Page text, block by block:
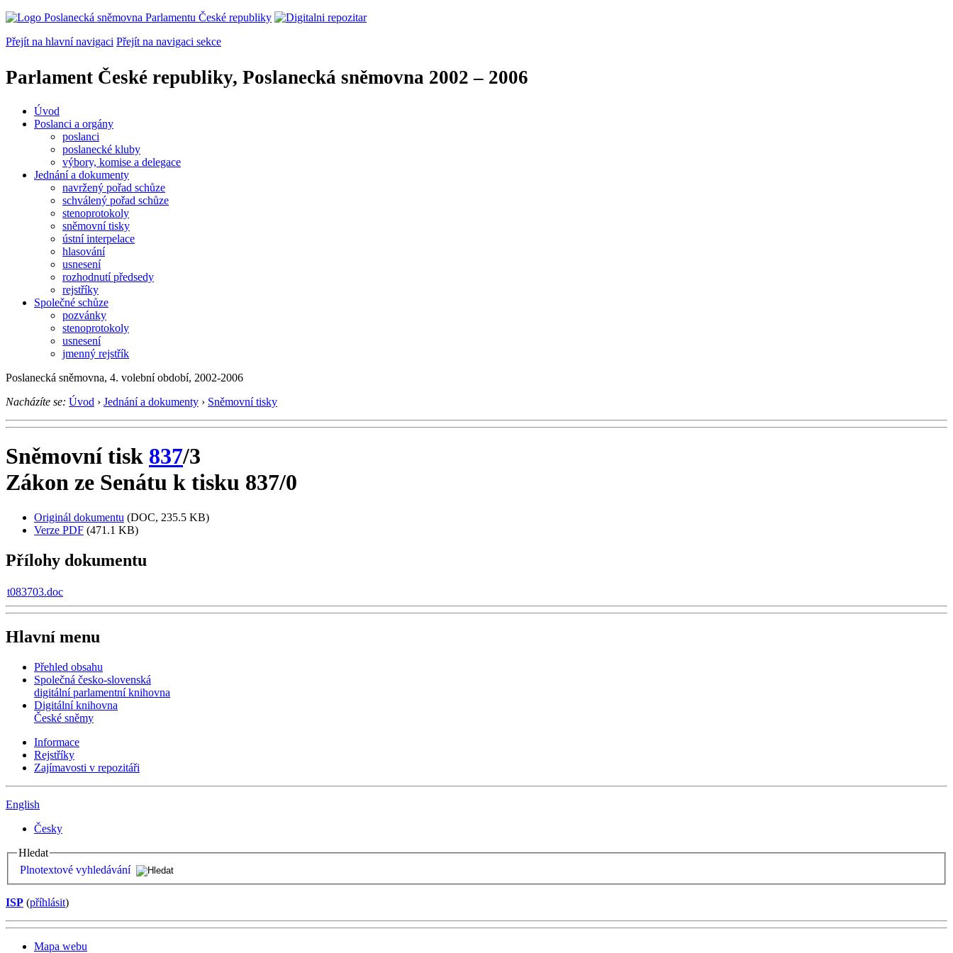
Přejít na hlavní navigaci Přejít na navigaci sekce
Parlament České republiky, Poslanecká sněmovna 2002 – 2006
Úvod
Poslanci a orgány
poslanci
poslanecké kluby
výbory, komise a delegace
Jednání a dokumenty
navržený pořad schůze
schválený pořad schůze
stenoprotokoly
sněmovní tisky
ústní interpelace
hlasování
usnesení
rozhodnutí předsedy
rejstříky
Společné schůze
pozvánky
stenoprotokoly
usnesení
jmenný rejstřík
Poslanecká sněmovna, 4. volební období, 2002-2006
Nacházíte se: Úvod › Jednání a dokumenty › Sněmovní tisky
Sněmovní tisk 837/3
Zákon ze Senátu k tisku 837/0
Originál dokumentu (DOC, 235.5 KB)
Verze PDF (471.1 KB)
Přílohy dokumentu
t083703.doc
Hlavní menu
Přehled obsahu
Společná česko-slovenská
digitální parlamentní knihovna
Digitální knihovna
České sněmy
Informace
Rejstříky
Zajímavosti v repozitáři
English
Česky
Hledat
Plnotextové vyhledávání
ISP (příhlásit)
Mapa webu